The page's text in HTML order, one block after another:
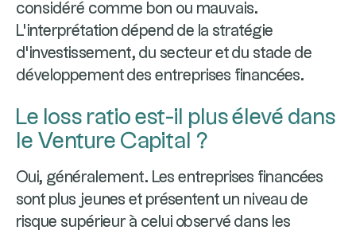
considéré comme bon ou mauvais.
L'interprétation dépend de la stratégie
d'investissement, du secteur et du stade de
développement des entreprises financées.
Le loss ratio est-il plus élevé dans
le Venture Capital ?
Oui, généralement. Les entreprises financées
sont plus jeunes et présentent un niveau de
risque supérieur à celui observé dans les